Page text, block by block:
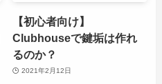
【初心者向け】
Clubhouseで鍵垢は作れ
るのか？
2021年2月12日